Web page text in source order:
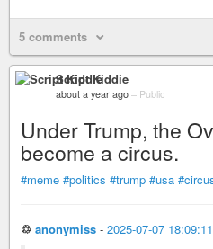
5 comments
Script Kiddie
about a year ago – Public
Under Trump, the
become a circus.
#meme #politics #trump #usa
♲ anonymiss - 2025-07-07